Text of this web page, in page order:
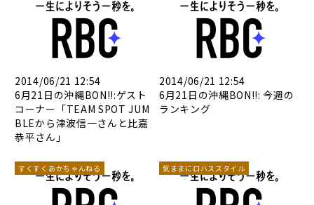
2014/06/21 12:54
6月21日の沖縄BON!!:ゲスト
コーナー「TEAM SPOT JUM
BLEから津波信一さんと比嘉
恭平さん」
2014/06/21 12:54
6月21日の沖縄BON!!: 今週の
ランキング
すくすくあかちゃんねる 気ままにロハススタイル